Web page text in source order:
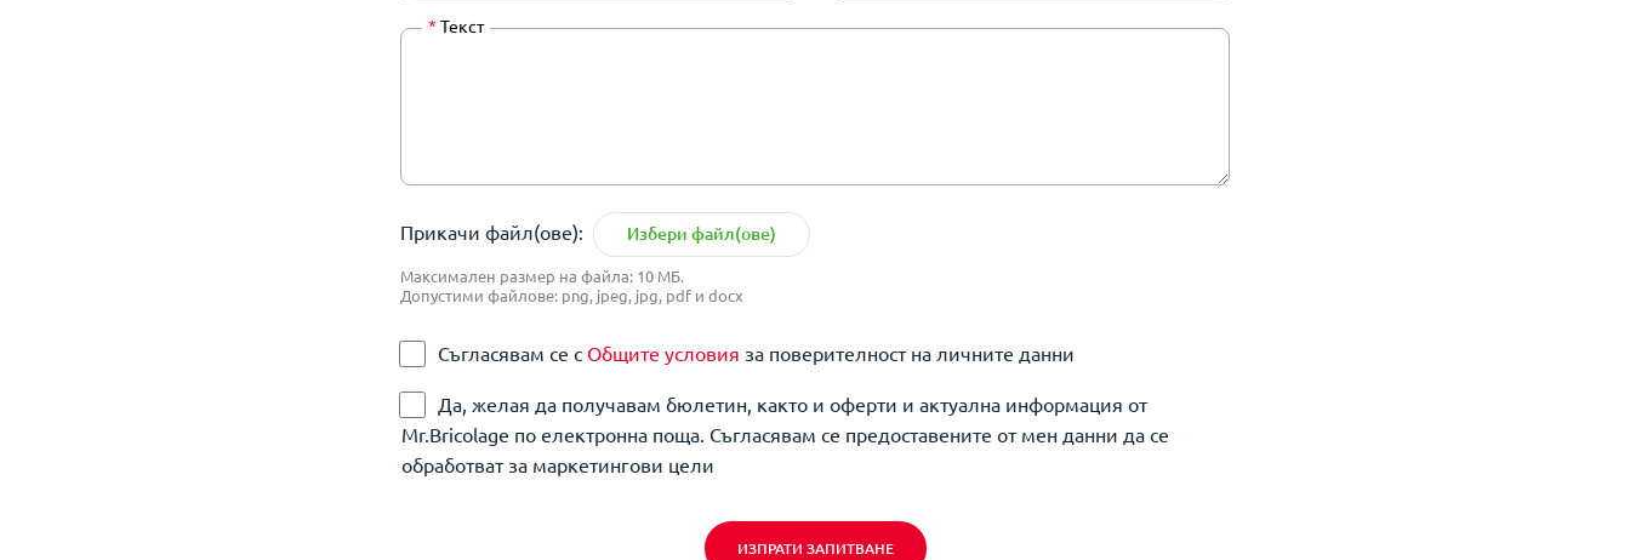
* Текст
Прикачи файл(ове): Избери файл(ове)
Максимален размер на файла: 10 МБ.
Допустими файлове: png, jpeg, jpg, pdf и docx
Съгласявам се с Общите условия за поверителност на личните данни
Да, желая да получавам бюлетин, както и оферти и актуална информация от
Mr.Bricolage по електронна поща. Съгласявам се предоставените от мен данни да се
обработват за маркетингови цели
ИЗПРАТИ ЗАПИТВАНЕ